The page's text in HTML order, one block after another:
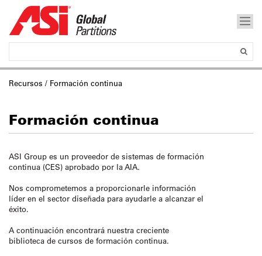
Recursos / Formación continua
Formación continua
ASI Group es un proveedor de sistemas de formación
continua (CES) aprobado por la AIA.
Nos comprometemos a proporcionarle información
líder en el sector diseñada para ayudarle a alcanzar el
éxito.
A continuación encontrará nuestra creciente
biblioteca de cursos de formación continua.